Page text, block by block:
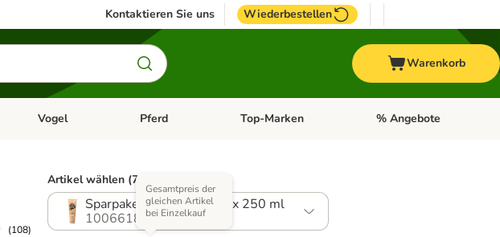
Kontaktieren Sie uns Wiederbestellen
Warenkorb
Zubehör
öffnen: Kleintier
Kategorie-Menü öffnen: Fisch
Vogel Kategorie-Menü öffnen: Vogel
Pferd Kategorie-Menü öffnen: Pferd
Top-Marken Kategorie-Menü öffnen:
% Angebote
(108)
Artikel wählen (7 Varianten)
Sparpaket: Conditioner 2 x 250 ml
1006618.4
Gesamtpreis der
gleichen Artikel
bei Einzelkauf